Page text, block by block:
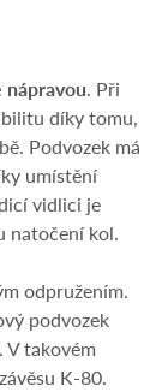
. Při
díky tomu,
Podvozek má
umístění
vidlici je
natočení kol.
odpružením.
podvozek
takovém
K-80.